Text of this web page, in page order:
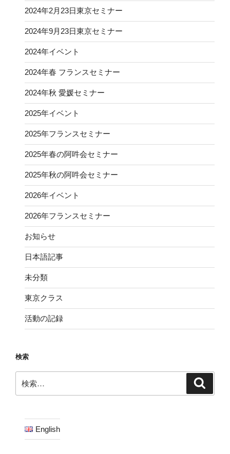
2024年2月23日東京セミナー
2024年9月23日東京セミナー
2024年イベント
2024年春 フランスセミナー
2024年秋 愛媛セミナー
2025年イベント
2025年フランスセミナー
2025年春の阿吽会セミナー
2025年秋の阿吽会セミナー
2026年イベント
2026年フランスセミナー
お知らせ
日本語記事
未分類
東京クラス
活動の記録
検索
索:
English